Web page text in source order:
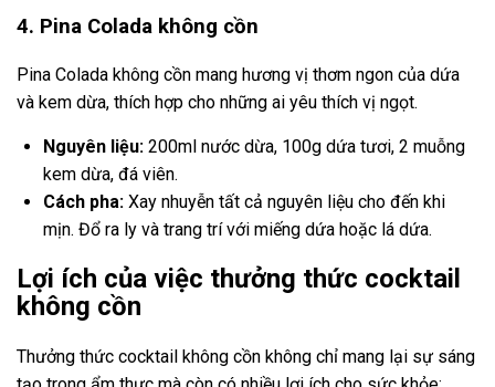
4. Pina Colada không cồn
Pina Colada không cồn mang hương vị thơm ngon của dứa
và kem dừa, thích hợp cho những ai yêu thích vị ngọt.
Nguyên liệu: 200ml nước dừa, 100g dứa tươi, 2 muỗng
kem dừa, đá viên.
Cách pha: Xay nhuyễn tất cả nguyên liệu cho đến khi
mịn. Đổ ra ly và trang trí với miếng dứa hoặc lá dứa.
Lợi ích của việc thưởng thức cocktail
không cồn
Thưởng thức cocktail không cồn không chỉ mang lại sự sáng